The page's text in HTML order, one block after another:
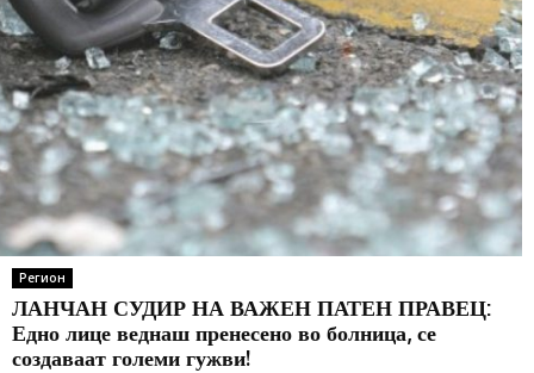
Регион
ЛАНЧАН СУДИР НА ВАЖЕН ПАТЕН ПРАВЕЦ:
Едно лице веднаш пренесено во болница, се
создаваат големи гужви!